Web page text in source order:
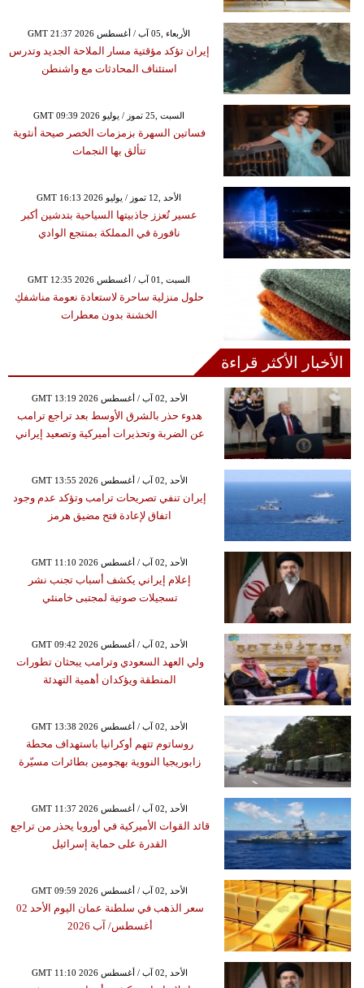
GMT 21:37 2026 الأربعاء ,05 آب / أغسطس
إيران تؤكد مؤقتية مسار الملاحة الجديد وتدرس
استئناف المحادثات مع واشنطن
GMT 09:39 2026 السبت ,25 تموز / يوليو
فساتين السهرة بزمزمات الخصر صيحة أنثوية
تتألق بها النجمات
GMT 16:13 2026 الأحد ,12 تموز / يوليو
عسير تُعزز جاذبيتها السياحية بتدشين أكبر
نافورة في المملكة بمنتجع الوادي
GMT 12:35 2026 السبت ,01 آب / أغسطس
حلول منزلية ساحرة لاستعادة نعومة مناشفكِ
الخشنة بدون معطرات
الأخبار الأكثر قراءة
GMT 13:19 2026 الأحد ,02 آب / أغسطس
هدوء حذر بالشرق الأوسط بعد تراجع ترامب
عن الضربة وتحذيرات أميركية وتصعيد إيراني
GMT 13:55 2026 الأحد ,02 آب / أغسطس
إيران تنفي تصريحات ترامب وتؤكد عدم وجود
اتفاق لإعادة فتح مضيق هرمز
GMT 11:10 2026 الأحد ,02 آب / أغسطس
إعلام إيراني يكشف أسباب تجنب نشر
تسجيلات صوتية لمجتبى خامنئي
GMT 09:42 2026 الأحد ,02 آب / أغسطس
ولي العهد السعودي وترامب يبحثان تطورات
المنطقة ويؤكدان أهمية التهدئة
GMT 13:38 2026 الأحد ,02 آب / أغسطس
روساتوم تتهم أوكرانيا باستهداف محطة
زابوريجيا النووية بهجومين بطائرات مسيّرة
GMT 11:37 2026 الأحد ,02 آب / أغسطس
قائد القوات الأميركية في أوروبا يحذر من تراجع
القدرة على حماية إسرائيل
GMT 09:59 2026 الأحد ,02 آب / أغسطس
سعر الذهب في سلطنة عمان اليوم الأحد 02
أغسطس/ آب 2026
GMT 11:10 2026 الأحد ,02 آب / أغسطس